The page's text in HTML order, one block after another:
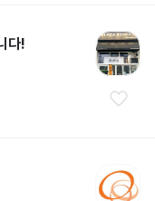
다!